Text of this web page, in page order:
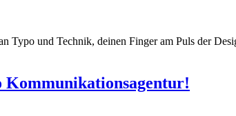
Typo und Technik, deinen Finger am Puls der
Kommunikationsagentur!